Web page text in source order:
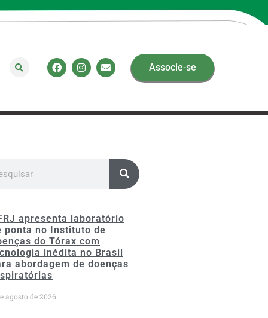
Associe-se
apresenta laboratório
ponta no Instituto de
do Tórax com
inédita no Brasil
abordagem de doenças
agosto de 2026